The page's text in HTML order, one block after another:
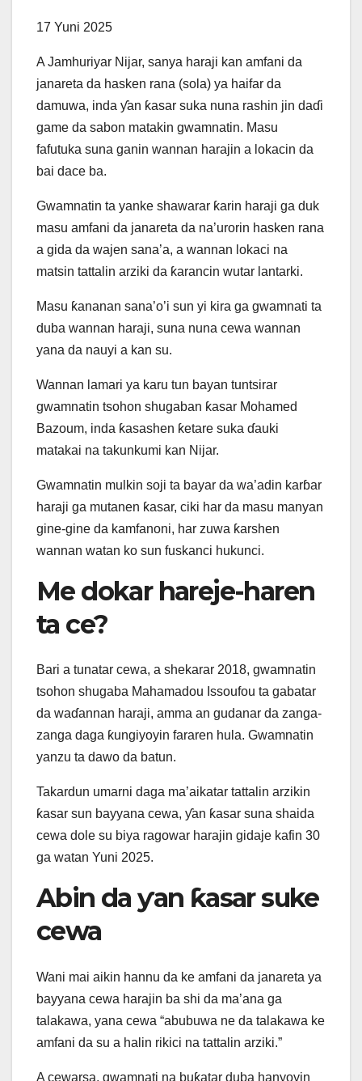
17 Yuni 2025
A Jamhuriyar Nijar, sanya haraji kan amfani da
janareta da hasken rana (sola) ya haifar da
damuwa, inda ƴan ƙasar suka nuna rashin jin daɗi
game da sabon matakin gwamnatin. Masu
fafutuka suna ganin wannan harajin a lokacin da
bai dace ba.
Gwamnatin ta yanke shawarar ƙarin haraji ga duk
masu amfani da janareta da na’urorin hasken rana
a gida da wajen sana’a, a wannan lokaci na
matsin tattalin arziki da ƙarancin wutar lantarki.
Masu ƙananan sana’o’i sun yi kira ga gwamnati ta
duba wannan haraji, suna nuna cewa wannan
yana da nauyi a kan su.
Wannan lamari ya karu tun bayan tuntsirar
gwamnatin tsohon shugaban ƙasar Mohamed
Bazoum, inda ƙasashen ƙetare suka ɗauki
matakai na takunkumi kan Nijar.
Gwamnatin mulkin soji ta bayar da wa’adin karɓar
haraji ga mutanen ƙasar, ciki har da masu manyan
gine-gine da kamfanoni, har zuwa ƙarshen
wannan watan ko sun fuskanci hukunci.
Me dokar hareje-haren
ta ce?
Bari a tunatar cewa, a shekarar 2018, gwamnatin
tsohon shugaba Mahamadou Issoufou ta gabatar
da waɗannan haraji, amma an gudanar da zanga-
zanga daga ƙungiyoyin fararen hula. Gwamnatin
yanzu ta dawo da batun.
Takardun umarni daga ma’aikatar tattalin arzikin
ƙasar sun bayyana cewa, ƴan ƙasar suna shaida
cewa dole su biya ragowar harajin gidaje kafin 30
ga watan Yuni 2025.
Abin da ƴan ƙasar suke
cewa
Wani mai aikin hannu da ke amfani da janareta ya
bayyana cewa harajin ba shi da ma’ana ga
talakawa, yana cewa “abubuwa ne da talakawa ke
amfani da su a halin rikici na tattalin arziki.”
A cewarsa, gwamnati na buƙatar duba hanyoyin